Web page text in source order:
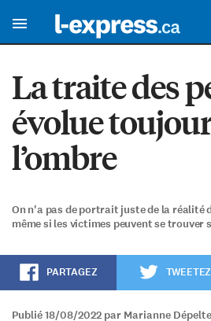
La traite des
évolue
l’ombre
On n'a pas de portrait juste de la réalité
même si les victimes peuvent se trouver
PARTAGEZ TWEETEZ
Publié 18/08/2022 par Marianne